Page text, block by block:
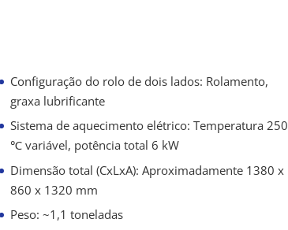
Configuração do rolo de dois lados: Rolamento,
graxa lubrificante
Sistema de aquecimento elétrico: Temperatura 250
℃ variável, potência total 6 kW
Dimensão total (CxLxA): Aproximadamente 1380 x
860 x 1320 mm
Peso: ~1,1 toneladas